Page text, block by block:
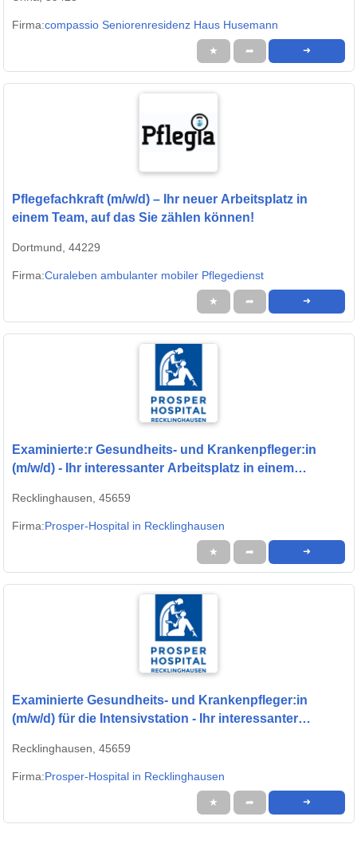
Firma:compassio Seniorenresidenz Haus Husemann
★ ➦ ➜
Pflegefachkraft (m/w/d) – Ihr neuer Arbeitsplatz in
einem Team, auf das Sie zählen können!
Dortmund, 44229
Firma:Curaleben ambulanter mobiler Pflegedienst
★ ➦ ➜
Examinierte:r Gesundheits- und Krankenpfleger:in
(m/w/d) - Ihr interessanter Arbeitsplatz in einem
Recklinghausen, 45659
Firma:Prosper-Hospital in Recklinghausen
★ ➦ ➜
Examinierte Gesundheits- und Krankenpfleger:in
(m/w/d) für die Intensivstation - Ihr interessanter
Recklinghausen, 45659
Firma:Prosper-Hospital in Recklinghausen
★ ➦ ➜